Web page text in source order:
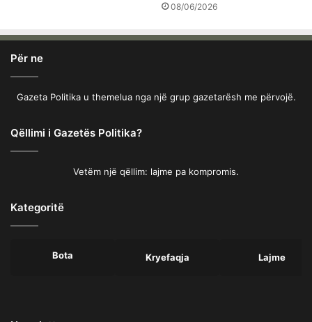
08/06/2026
Për ne
Gazeta Politika u themelua nga një grup gazetarësh me përvojë.
Qëllimi i Gazetës Politika?
Vetëm një qëllim: lajme pa kompromis.
Kategoritë
Bota Kryefaqja Lajme